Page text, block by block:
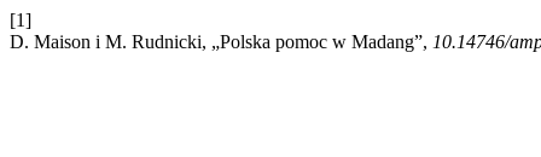
[1]
D. Maison i M. Rudnicki, „Polska pomoc w Madang”, 10.14746/